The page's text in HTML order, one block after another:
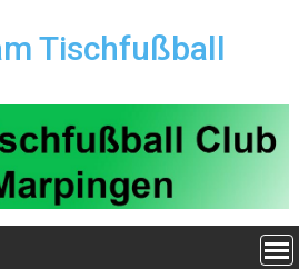
Tischfußball